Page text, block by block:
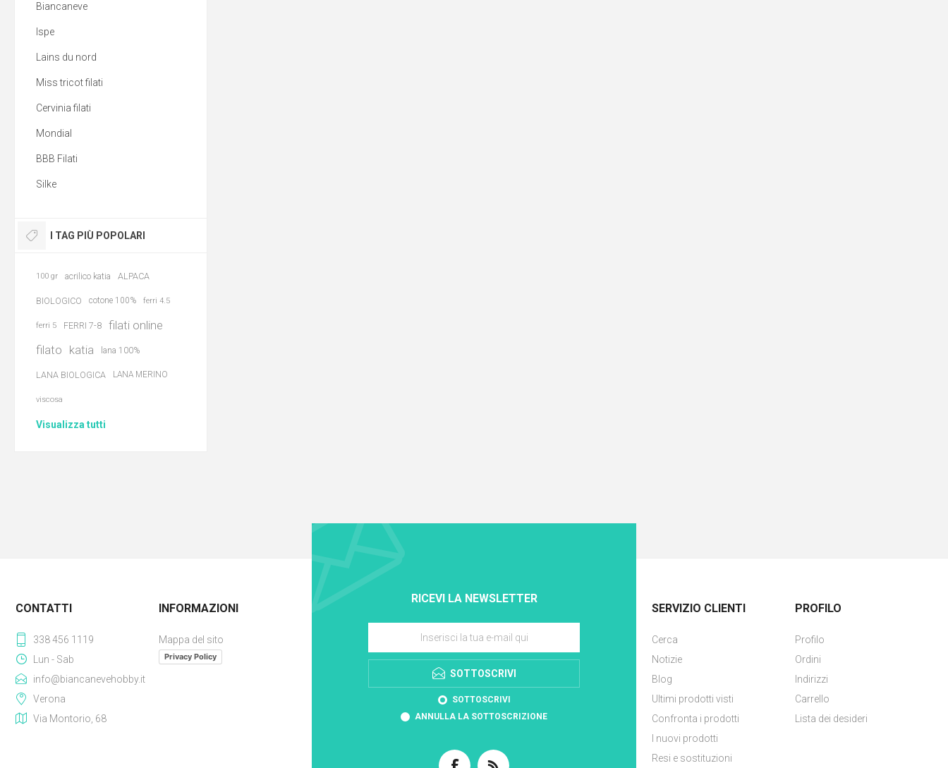
Biancaneve
Ispe
Lains du nord
Miss tricot filati
Cervinia filati
Mondial
BBB Filati
Silke
I TAG PIÙ POPOLARI
100 gr acrilico katia ALPACA
BIOLOGICO cotone 100% ferri 4.5
ferri 5 FERRI 7-8
filati online
filato katia lana 100%
LANA BIOLOGICA LANA MERINO
viscosa
Visualizza tutti
RICEVI LA NEWSLETTER
SOTTOSCRIVI
SOTTOSCRIVI
ANNULLA LA SOTTOSCRIZIONE
CONTATTI
338 456 1119
Lun - Sab
info@biancanevehobby.it
Verona
Via Montorio, 68
INFORMAZIONI
Mappa del sito
Privacy Policy
SERVIZIO CLIENTI
Cerca
Notizie
Blog
Ultimi prodotti visti
Confronta i prodotti
I nuovi prodotti
Resi e sostituzioni
PROFILO
Profilo
Ordini
Indirizzi
Carrello
Lista dei desideri